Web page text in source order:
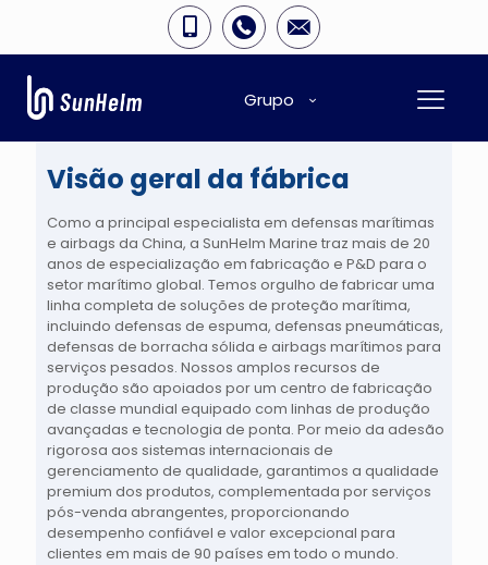
Grupo
Visão geral da fábrica
Como a principal especialista em defensas marítimas
e airbags da China, a SunHelm Marine traz mais de 20
anos de especialização em fabricação e P&D para o
setor marítimo global. Temos orgulho de fabricar uma
linha completa de soluções de proteção marítima,
incluindo defensas de espuma, defensas pneumáticas,
defensas de borracha sólida e airbags marítimos para
serviços pesados. Nossos amplos recursos de
produção são apoiados por um centro de fabricação
de classe mundial equipado com linhas de produção
avançadas e tecnologia de ponta. Por meio da adesão
rigorosa aos sistemas internacionais de
gerenciamento de qualidade, garantimos a qualidade
premium dos produtos, complementada por serviços
pós-venda abrangentes, proporcionando
desempenho confiável e valor excepcional para
clientes em mais de 90 países em todo o mundo.